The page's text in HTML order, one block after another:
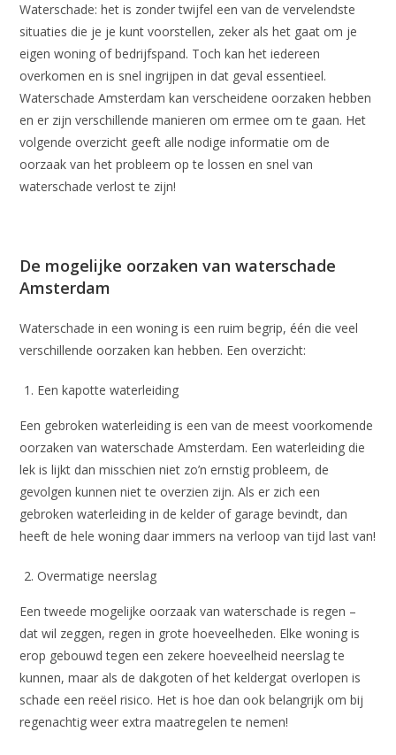
Waterschade: het is zonder twijfel een van de vervelendste
situaties die je je kunt voorstellen, zeker als het gaat om je
eigen woning of bedrijfspand. Toch kan het iedereen
overkomen en is snel ingrijpen in dat geval essentieel.
Waterschade Amsterdam kan verscheidene oorzaken hebben
en er zijn verschillende manieren om ermee om te gaan. Het
volgende overzicht geeft alle nodige informatie om de
oorzaak van het probleem op te lossen en snel van
waterschade verlost te zijn!
De mogelijke oorzaken van waterschade
Amsterdam
Waterschade in een woning is een ruim begrip, één die veel
verschillende oorzaken kan hebben. Een overzicht:
Een kapotte waterleiding
Een gebroken waterleiding is een van de meest voorkomende
oorzaken van waterschade Amsterdam. Een waterleiding die
lek is lijkt dan misschien niet zo’n ernstig probleem, de
gevolgen kunnen niet te overzien zijn. Als er zich een
gebroken waterleiding in de kelder of garage bevindt, dan
heeft de hele woning daar immers na verloop van tijd last van!
Overmatige neerslag
Een tweede mogelijke oorzaak van waterschade is regen –
dat wil zeggen, regen in grote hoeveelheden. Elke woning is
erop gebouwd tegen een zekere hoeveelheid neerslag te
kunnen, maar als de dakgoten of het keldergat overlopen is
schade een reëel risico. Het is hoe dan ook belangrijk om bij
regenachtig weer extra maatregelen te nemen!